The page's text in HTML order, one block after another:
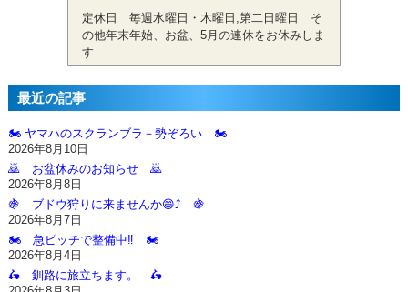
定休日 毎週水曜日・木曜日,第二日曜日 そ
の他年末年始、お盆、5月の連休をお休みしま
す
最近の記事
🏍️ ヤマハのスクランブラ－勢ぞろい 🏍️
2026年8月10日
🙇‍ お盆休みのお知らせ 🙇‍
2026年8月8日
🍇 ブドウ狩りに来ませんか😄⤴️ 🍇
2026年8月7日
🏍️ 急ピッチで整備中‼️ 🏍️
2026年8月4日
🛵 釧路に旅立ちます。 🛵